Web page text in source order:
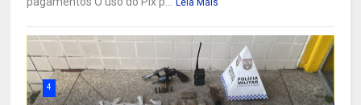
Leia Mais
4